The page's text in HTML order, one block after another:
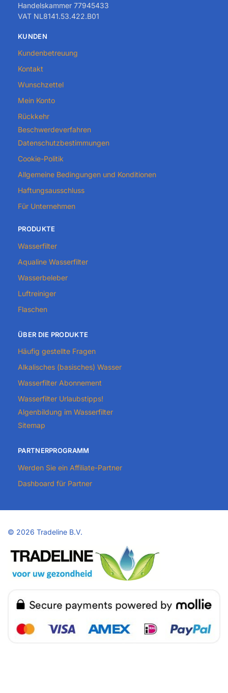
Handelskammer 77945433
VAT NL8141.53.422.B01
KUNDEN
Kundenbetreuung
Kontakt
Wunschzettel
Mein Konto
Rückkehr
Beschwerdeverfahren
Datenschutzbestimmungen
Cookie-Politik
Allgemeine Bedingungen und Konditionen
Haftungsausschluss
Für Unternehmen
PRODUKTE
Wasserfilter
Aqualine Wasserfilter
Wasserbeleber
Luftreiniger
Flaschen
ÜBER DIE PRODUKTE
Häufig gestellte Fragen
Alkalisches (basisches) Wasser
Wasserfilter Abonnement
Wasserfilter Urlaubstipps!
Algenbildung im Wasserfilter
Sitemap
PARTNERPROGRAMM
Werden Sie ein Affiliate-Partner
Dashboard für Partner
© 2026 Tradeline B.V.